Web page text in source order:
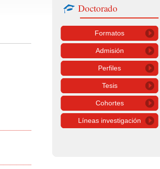
Doctorado
Formatos
Admisión
Perfiles
Tesis
Cohortes
Líneas investigación